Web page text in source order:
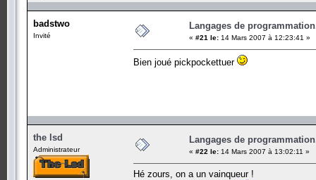
badstwo
Invité
Langages de
« #21 le: 14 Mars 2007 à 12:23:41 »
Bien joué pickpockettuer
the lsd
Administrateur
Langages de
« #22 le: 14 Mars 2007 à 13:02:11 »
Hé zours, on a un vainqueur !